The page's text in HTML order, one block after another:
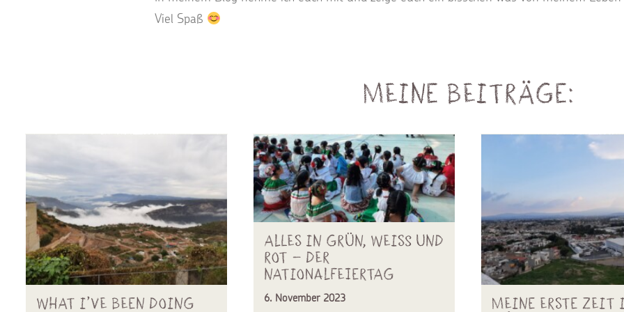
Viel Spaß
Meine Beiträge:
what I’ve been doing
Alles in grün, weiss und
rot – der
Nationalfeiertag
6. November 2023
Meine erste Zeit